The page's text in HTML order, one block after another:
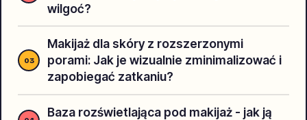
wilgoć?
Makijaż dla skóry z rozszerzonymi
porami: Jak je wizualnie zminimalizować i
zapobiegać zatkaniu?
Baza rozświetlająca pod makijaż - jak ją